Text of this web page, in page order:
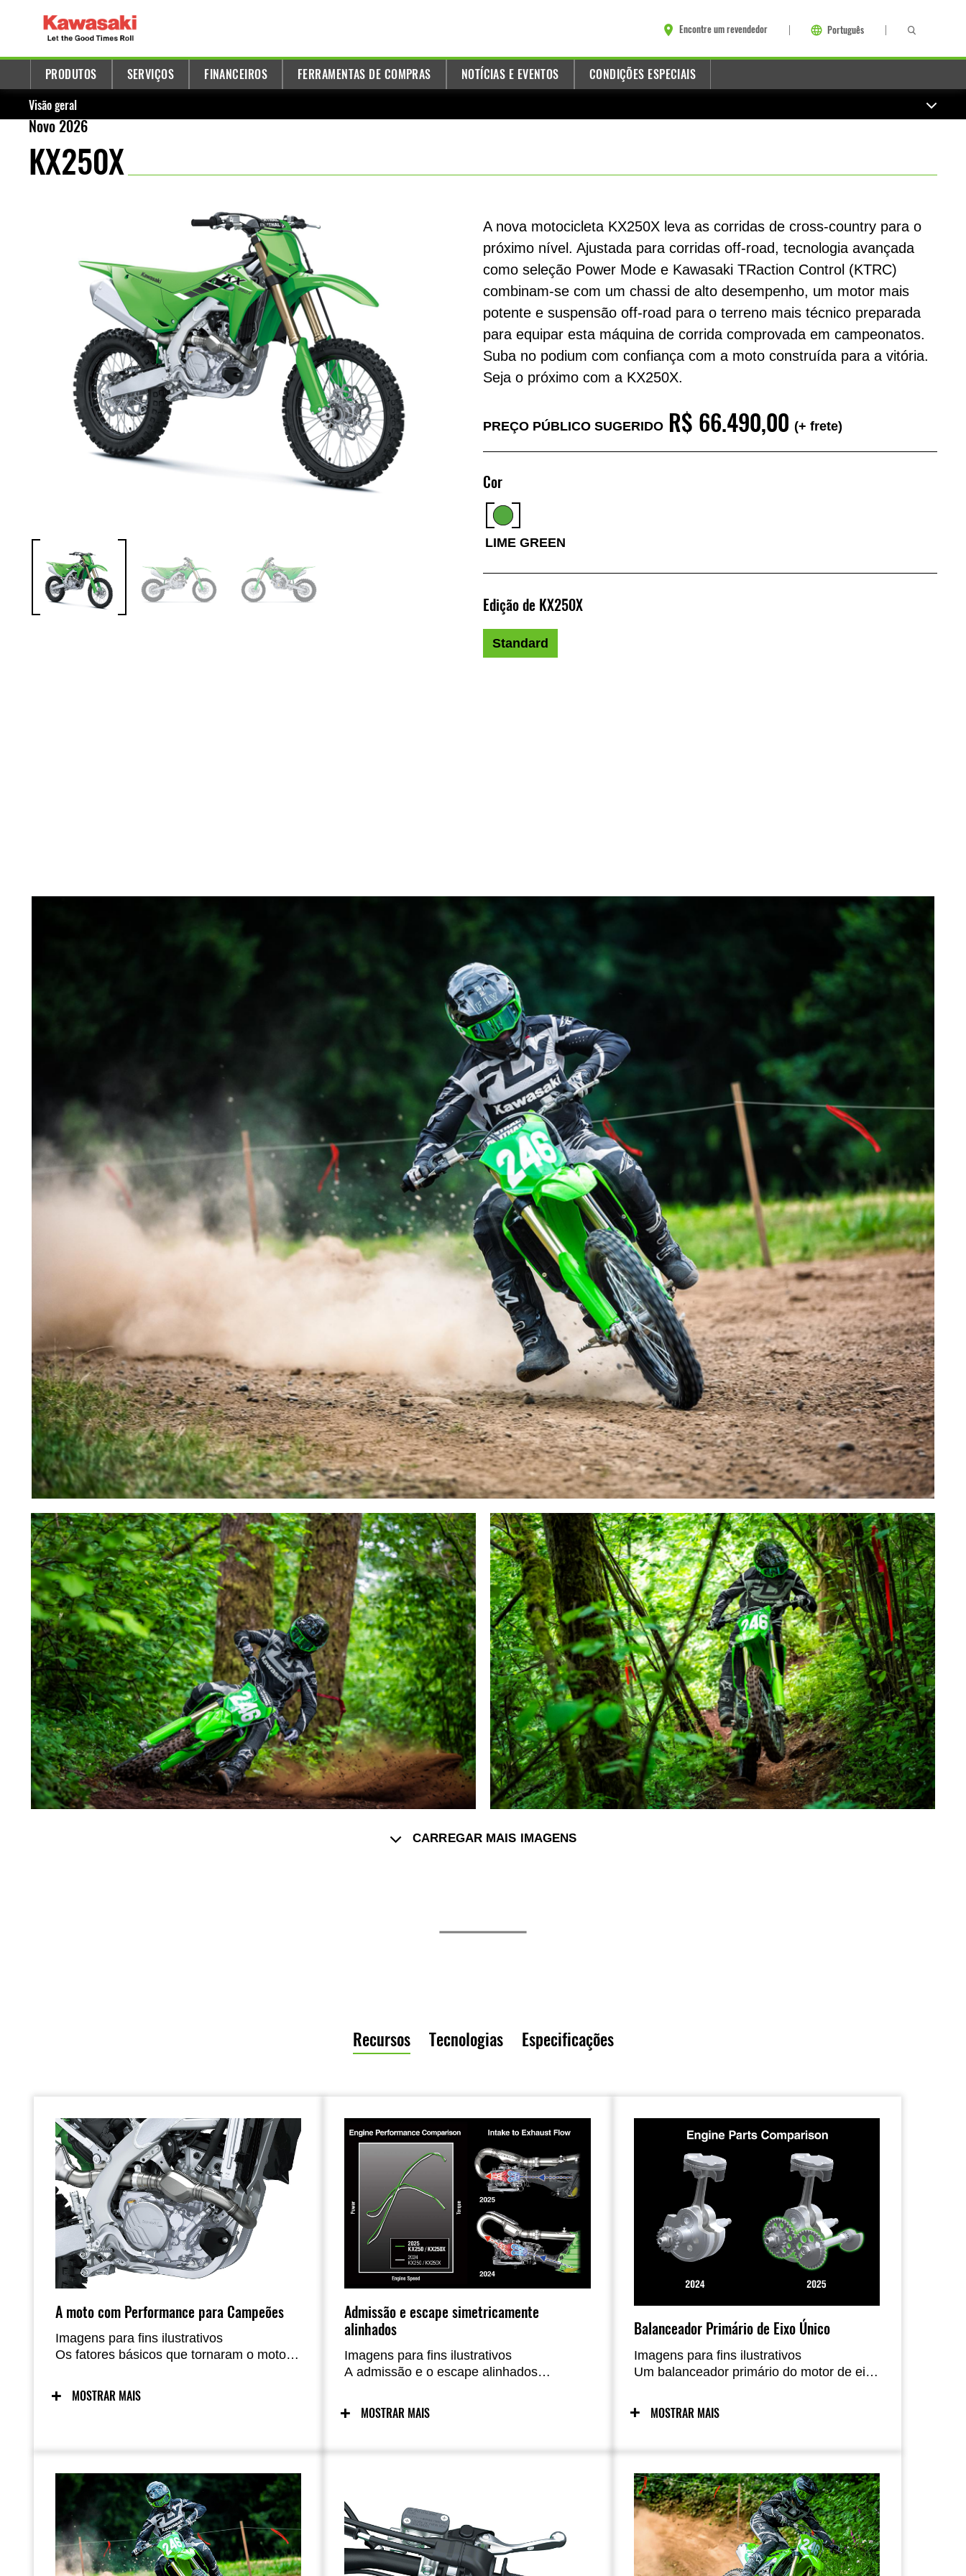
Encontre um revendedor Português
PRODUTOS SERVIÇOS FINANCEIROS FERRAMENTAS DE COMPRAS NOTÍCIAS E EVENTOS CONDIÇÕES ESPECIAIS
Visão geral
Novo 2026
KX250X
A nova motocicleta KX250X leva as corridas de cross-country para o
próximo nível. Ajustada para corridas off-road, tecnologia avançada
como seleção Power Mode e Kawasaki TRaction Control (KTRC)
combinam-se com um chassi de alto desempenho, um motor mais
potente e suspensão off-road para o terreno mais técnico preparada
para equipar esta máquina de corrida comprovada em campeonatos.
Suba no podium com confiança com a moto construída para a vitória.
Seja o próximo com a KX250X.
PREÇO PÚBLICO SUGERIDO R$‎‎ 66.490,00 (+ frete)
Cor
LIME GREEN
Edição de KX250X
Standard
CARREGAR MAIS IMAGENS
Recursos Tecnologias Especificações
A moto com Performance para Campeões
Imagens para fins ilustrativos
Os fatores básicos que tornaram o motor
sua categoria - acionamento da válvula
finger-follower, admissão no estilo
primário de eixo único, para um pacote
mais forte com controle aprimorado com
mais capacidade de desafiar as corridas e
conquistar resultados.
MOSTRAR MAIS
Admissão e escape simetricamente
alinhados
Imagens para fins ilustrativos
A admissão e o escape alinhados
ultrapassagem forte e características de
torque suave em baixas rotações. A
centralmente se alinha com a admissão
para alta eficiência do fluxo de ar - ambas
contribuindo para o aumento do
desempenho. A entrada de corrente
descendente (Downdraft), otimizada
MOSTRAR MAIS
Balanceador Primário de Eixo Único
Imagens para fins ilustrativos
Um balanceador primário do motor de eixo
potência mais suave e vibração reduzida,
o que melhora o controle, especialmente
MOSTRAR MAIS